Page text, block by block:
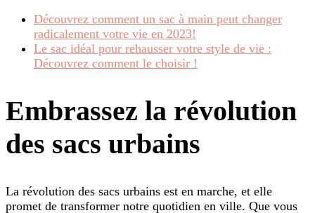
Découvrez comment un sac à main peut changer
radicalement votre vie en 2023!
Le sac idéal pour rehausser votre style de vie :
Découvrez comment le choisir !
Embrassez la révolution
des sacs urbains
La révolution des sacs urbains est en marche, et elle
promet de transformer notre quotidien en ville. Que vous